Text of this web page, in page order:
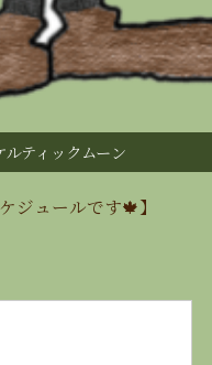
ティックムーン
ジュールです🍁】